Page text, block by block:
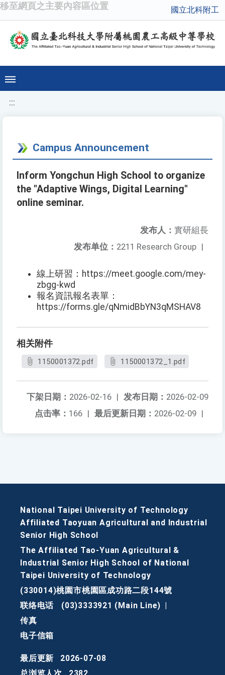
移至網頁之主要內容區位置 國立北科附工
:::
Campus Announcement
Inform Yongchun High School to organize
the "Adaptive Wings, Digital Learning"
online seminar.
发布人： 實研組長
发布单位： 2211 Research Group |
線上研習：https://meet.google.com/mey-
zbgg-kwd
報名資訊報名表單：
https://forms.gle/qNmidBbYN3qMSHAV8
相关附件
1150001372.pdf 1150001372_1.pdf
发布日期： 2026-02-09
下架日期： 2026-02-16 |
最后更新日期： 2026-02-09 |
点击率： 166 |
National Taipei University of Technology
Affiliated Taoyuan Agricultural and Industrial
Senior High School
The Affiliated Tao-Yuan Agricultural &
Industrial Senior High School of National
Taipei University of Technology
(330014)桃園市桃園區成功路二段144號
联络电话
(03)3333921 (Main Line)
传真
电子信箱
最后更新
2026-07-08